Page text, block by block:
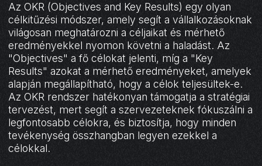
Az OKR (Objectives and Key Results) egy olyan
célkitűzési módszer, amely segít a vállalkozásoknak
világosan meghatározni a céljaikat és mérhető
eredményekkel nyomon követni a haladást. Az
"Objectives" a fő célokat jelenti, míg a "Key
Results" azokat a mérhető eredményeket, amelyek
alapján megállapítható, hogy a célok teljesültek-e.
Az OKR rendszer hatékonyan támogatja a stratégiai
tervezést, mert segít a szervezeteknek fókuszálni a
legfontosabb célokra, és biztosítja, hogy minden
tevékenység összhangban legyen ezekkel a
célokkal.